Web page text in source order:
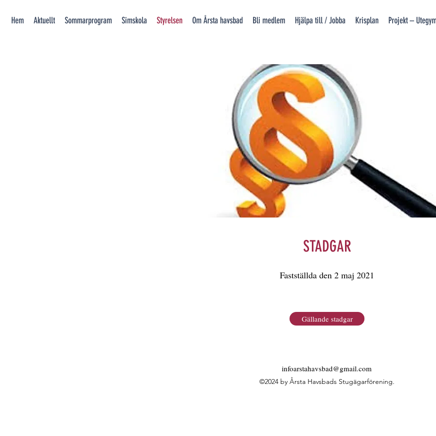
Hem Aktuellt Sommarprogram Simskola Styrelsen Om Årsta havsbad Bli medlem Hjälpa till / Jobba Krisplan Projekt –
STADGAR
Fastställda den 2 maj 2021
Gällande stadgar
infoarstahavsbad@gmail.com
©2024 by Årsta Havsbads Stugägarförening.